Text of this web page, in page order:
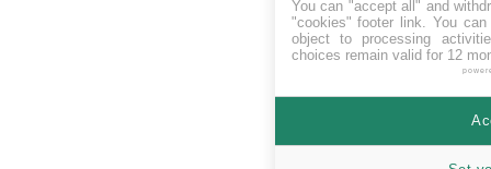
You can "accept all" and
"cookies" footer link . You
object to processing
choices remain valid for 12